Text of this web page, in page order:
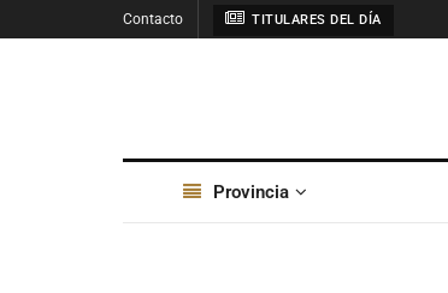
Contacto TITULARES DEL DÍA
Provincia